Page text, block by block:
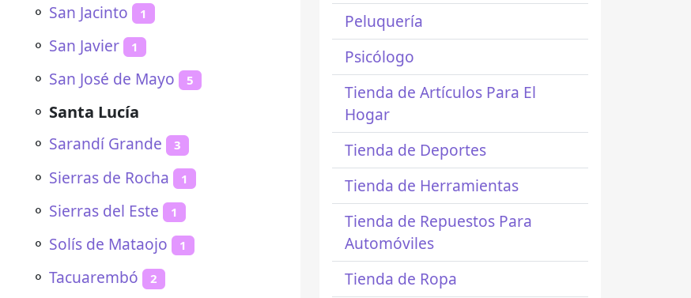
⚬ San Jacinto 1
⚬ San Javier 1
⚬ San José de Mayo 5
⚬ Santa Lucía
⚬ Sarandí Grande 3
⚬ Sierras de Rocha 1
⚬ Sierras del Este 1
⚬ Solís de Mataojo 1
⚬ Tacuarembó 2
Peluquería
Psicólogo
Tienda de Artículos Para El
Hogar
Tienda de Deportes
Tienda de Herramientas
Tienda de Repuestos Para
Automóviles
Tienda de Ropa